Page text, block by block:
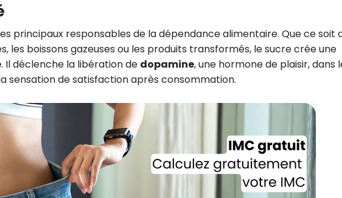
principaux responsables de la dépendance alimentaire. Que ce soit
les boissons gazeuses ou les produits transformés, le sucre crée une
. Il déclenche la libération de dopamine, une hormone de plaisir, dans
sensation de satisfaction après consommation.
Recevez
recettes inédites de